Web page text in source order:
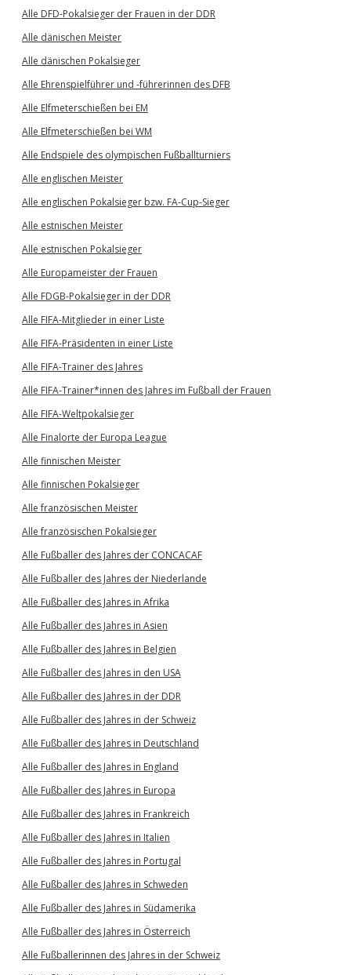
Alle DFD-Pokalsieger der Frauen in der DDR
Alle dänischen Meister
Alle dänischen Pokalsieger
Alle Ehrenspielführer und -führerinnen des DFB
Alle Elfmeterschießen bei EM
Alle Elfmeterschießen bei WM
Alle Endspiele des olympischen Fußballturniers
Alle englischen Meister
Alle englischen Pokalsieger bzw. FA-Cup-Sieger
Alle estnischen Meister
Alle estnischen Pokalsieger
Alle Europameister der Frauen
Alle FDGB-Pokalsieger in der DDR
Alle FIFA-Mitglieder in einer Liste
Alle FIFA-Präsidenten in einer Liste
Alle FIFA-Trainer des Jahres
Alle FIFA-Trainer*innen des Jahres im Fußball der Frauen
Alle FIFA-Weltpokalsieger
Alle Finalorte der Europa League
Alle finnischen Meister
Alle finnischen Pokalsieger
Alle französischen Meister
Alle französischen Pokalsieger
Alle Fußballer des Jahres der CONCACAF
Alle Fußballer des Jahres der Niederlande
Alle Fußballer des Jahres in Afrika
Alle Fußballer des Jahres in Asien
Alle Fußballer des Jahres in Belgien
Alle Fußballer des Jahres in den USA
Alle Fußballer des Jahres in der DDR
Alle Fußballer des Jahres in der Schweiz
Alle Fußballer des Jahres in Deutschland
Alle Fußballer des Jahres in England
Alle Fußballer des Jahres in Europa
Alle Fußballer des Jahres in Frankreich
Alle Fußballer des Jahres in Italien
Alle Fußballer des Jahres in Portugal
Alle Fußballer des Jahres in Schweden
Alle Fußballer des Jahres in Südamerika
Alle Fußballer des Jahres in Österreich
Alle Fußballerinnen des Jahres in der Schweiz